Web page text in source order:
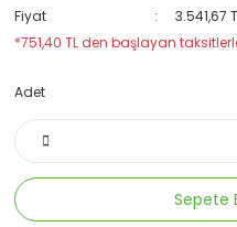
Fiyat
3.541,67
*751,40 TL den başlayan
Adet
Sepete